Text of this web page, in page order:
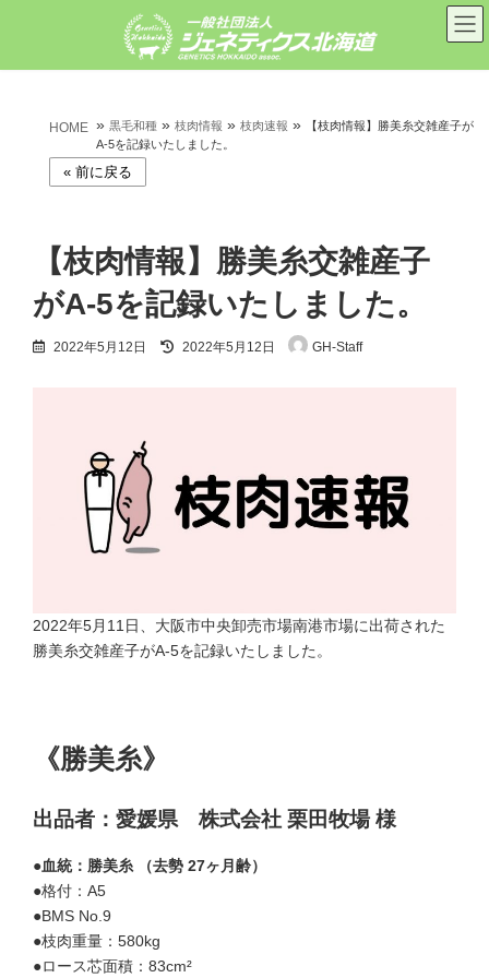
ン
ー
HOME »黒毛和種 »枝肉情報 »枝肉速報 »
【枝肉情報】勝美糸交雑産子が
A-5を記録いたしました。
【枝肉情報】勝美糸交雑産子
がA-5を記録いたしました。
2022年5月12日
最
2022年5月12日 GH-Staff
2022年5月11日、大阪市中央卸売市場南港市場に出荷された
勝美糸交雑産子がA-5を記録いたしました。
《勝美糸》
出品者：愛媛県 株式会社 栗田牧場 様
●血統：勝美糸 （去勢 27ヶ月齢）
●格付：A5
●BMS No.9
●枝肉重量：580kg
●ロース芯面積：83cm²